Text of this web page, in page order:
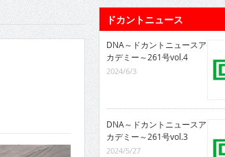
ドカントニュース
DNA～ドカントニュースア
カデミー～261号vol.4
2024/6/3
DNA～ドカントニュースア
カデミー～261号vol.3
2024/5/27